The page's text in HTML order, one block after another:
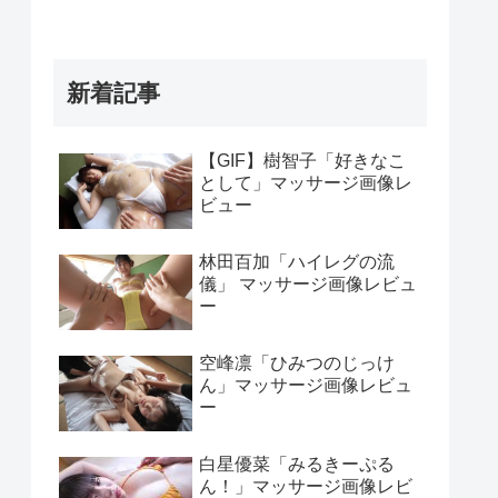
新着記事
【GIF】樹智子「好きなこ
として」マッサージ画像レ
ビュー
林田百加「ハイレグの流
儀」 マッサージ画像レビュ
ー
空峰凛「ひみつのじっけ
ん」マッサージ画像レビュ
ー
白星優菜「みるきーぷる
ん！」マッサージ画像レビ